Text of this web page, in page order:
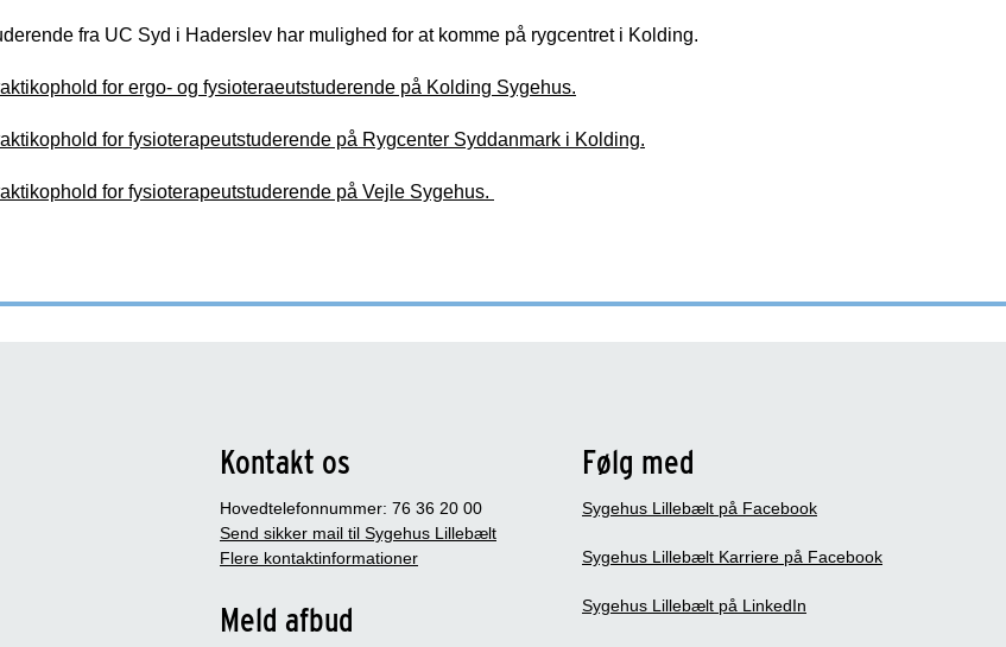
fra UC Syd i Haderslev har mulighed for at komme på rygcentret i Kolding.
for ergo- og fysioteraeutstuderende på Kolding Sygehus.
for fysioterapeutstuderende på Rygcenter Syddanmark i Kolding.
for fysioterapeutstuderende på Vejle Sygehus.
Kontakt os
Hovedtelefonnummer: 76 36 20 00
Send sikker mail til Sygehus Lillebælt
Flere kontaktinformationer
Meld afbud
Følg med
Sygehus Lillebælt på Facebook
Sygehus Lillebælt Karriere på Facebook
Sygehus Lillebælt på LinkedIn